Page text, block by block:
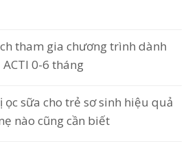
tham gia chương trình dành
ACTI 0-6 tháng
ọc sữa cho trẻ sơ sinh hiệu quả
nào cũng cần biết